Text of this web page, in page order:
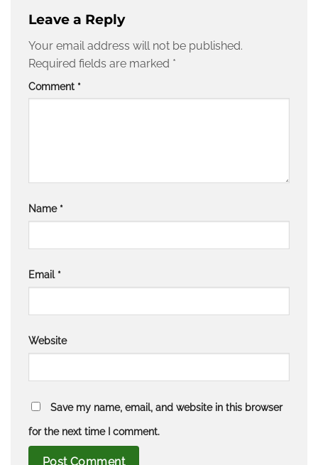
Leave a Reply
Your email address will not be published.
Required fields are marked *
Comment *
Name *
Email *
Website
Save my name, email, and website in this browser
for the next time I comment.